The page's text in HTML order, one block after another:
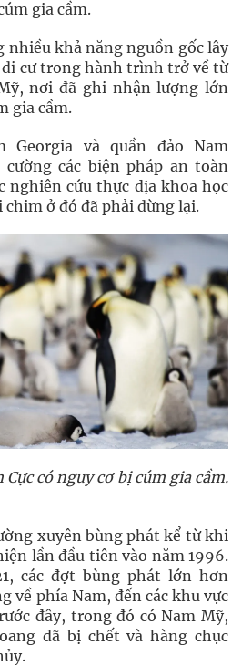
gia cầm.
nhiều khả năng nguồn gốc lây
di cư trong hành trình trở về từ
nơi đã ghi nhận lượng lớn
gia cầm.
Georgia và quần đảo Nam
cường các biện pháp an toàn
nghiên cứu thực địa khoa học
chim ở đó đã phải dừng lại.
có nguy cơ bị cúm gia cầm.
xuyên bùng phát kể từ khi
lần đầu tiên vào năm 1996.
các đợt bùng phát lớn hơn
về phía Nam, đến các khu vực
đây, trong đó có Nam Mỹ,
dã bị chết và hàng chục